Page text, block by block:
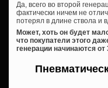
Да, всего во второй
фактически ничем не
потерял в длине ствола и
Может, хоть он будет
что покупатели этого
генерации начинаются